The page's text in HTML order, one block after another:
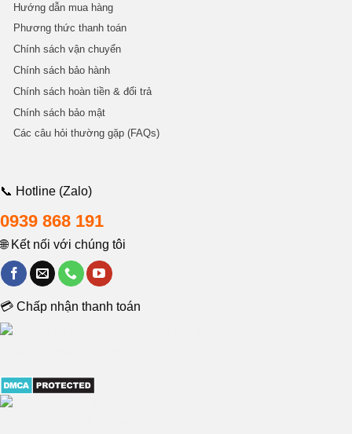
Hướng dẫn mua hàng
Phương thức thanh toán
Chính sách vận chuyển
Chính sách bảo hành
Chính sách hoàn tiền & đổi trả
Chính sách bảo mật
Các câu hỏi thường gặp (FAQs)
📞 Hotline (Zalo)
0939 868 191
🌐 Kết nối với chúng tôi
💳 Chấp nhận thanh toán